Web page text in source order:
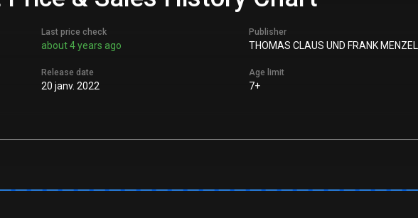
Last price check
about 4 years ago
Release date
20 janv. 2022
Publisher
THOMAS CLAUS UND FRANK MENZEL
Age limit
7+